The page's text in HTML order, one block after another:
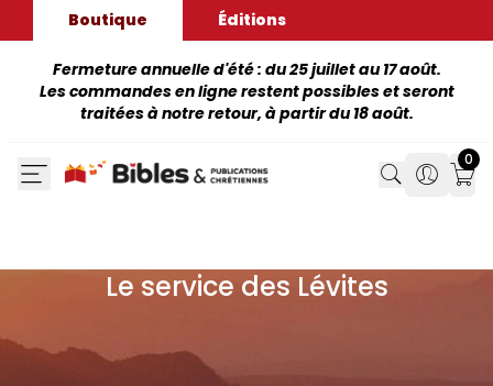
Boutique Éditions
Fermeture annuelle d'été : du 25 juillet au 17 août.
Les commandes en ligne restent possibles et seront
traitées à notre retour, à partir du 18 août.
Search
Search
0
Le service des Lévites